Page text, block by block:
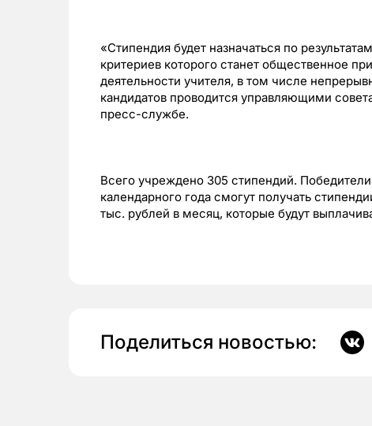
«Стипендия будет назначаться по
критериев которого станет общественное
деятельности учителя, в том числе
кандидатов проводится управляющими
пресс-службе.
Всего учреждено 305 стипендий.
календарного года смогут получать
тыс. рублей в месяц, которые будут
Поделиться новостью: